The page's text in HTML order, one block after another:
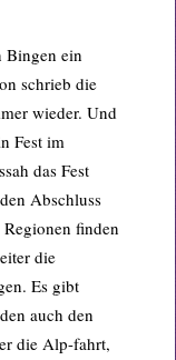
Bingen ein
schrieb die
wieder. Und
Fest im
das Fest
Abschluss
finden
die
Es gibt
auch den
die Alp-fahrt,